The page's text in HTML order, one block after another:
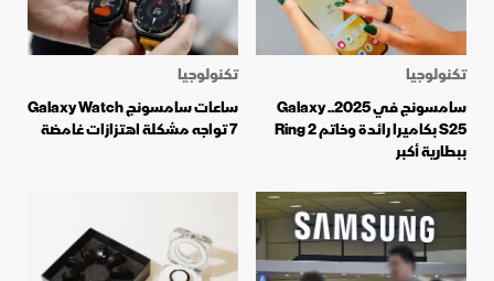
تكنولوجيا
سامسونج في 2025.. Galaxy
S25 بكاميرا رائدة وخاتم Ring 2
ببطارية أكبر
تكنولوجيا
ساعات سامسونج Galaxy Watch
7 تواجه مشكلة اهتزازات غامضة